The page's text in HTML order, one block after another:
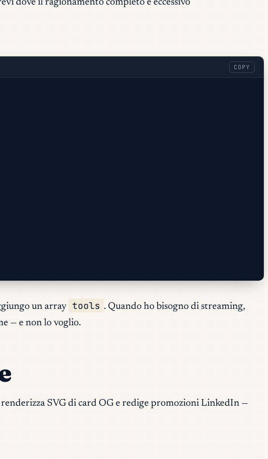
dove il ragionamento completo è eccessivo
COPY
un array tools . Quando ho bisogno di streaming,
— e non lo voglio.
SVG di card OG e redige promozioni LinkedIn —